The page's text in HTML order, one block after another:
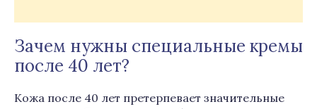
Зачем нужны специальные кремы
после 40 лет?
Кожа после 40 лет претерпевает значительные